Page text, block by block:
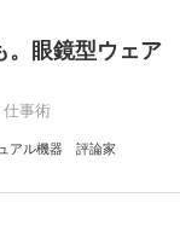
眼鏡型ウェア
仕事術
アル機器 評論家